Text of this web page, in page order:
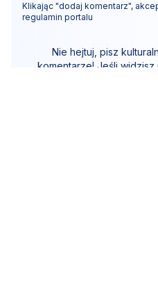
Klikając "dodaj komentarz",
regulamin portalu
Nie hejtuj, pisz
komentarze! Jeśli